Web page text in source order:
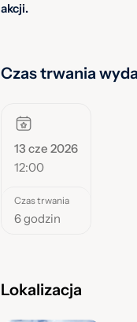
akcji.
Czas trwania
13 cze 2026
12:00
Czas trwania
6 godzin
Lokalizacja